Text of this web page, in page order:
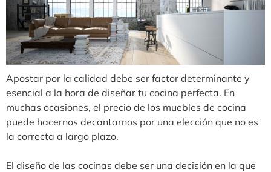
Apostar por la calidad debe ser factor determinante y
esencial a la hora de diseñar tu cocina perfecta. En
muchas ocasiones, el precio de los muebles de cocina
puede hacernos decantarnos por una elección que no es
la correcta a largo plazo.
El diseño de las cocinas debe ser una decisión en la que